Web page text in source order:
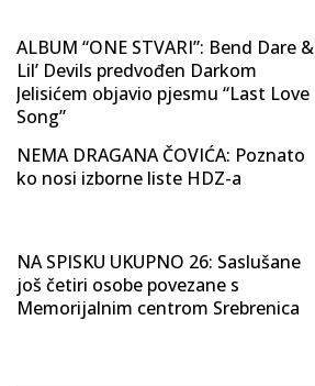
ALBUM “ONE STVARI”: Bend Dare &
Lil’ Devils predvođen Darkom
Jelisićem objavio pjesmu “Last Love
Song”
NEMA DRAGANA ČOVIĆA: Poznato
ko nosi izborne liste HDZ-a
NA SPISKU UKUPNO 26: Saslušane
još četiri osobe povezane s
Memorijalnim centrom Srebrenica